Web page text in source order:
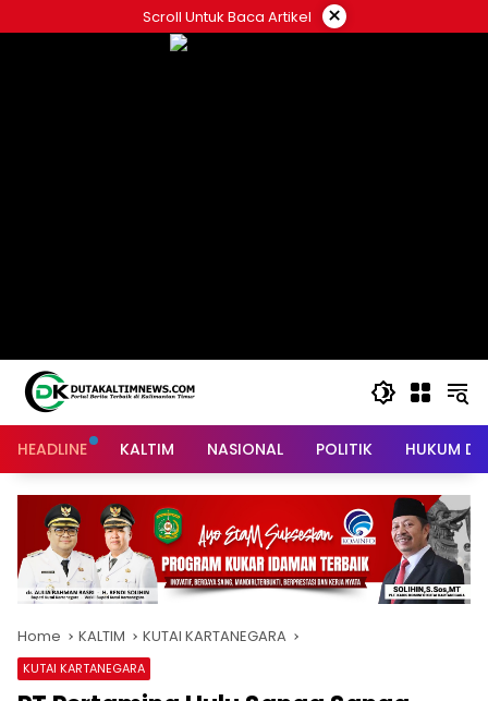
to
Scroll Untuk Baca Artikel ×
HEADLINE KALTIM NASIONAL POLITIK HUKUM
Home KALTIM KUTAI KARTANEGARA
KUTAI KARTANEGARA